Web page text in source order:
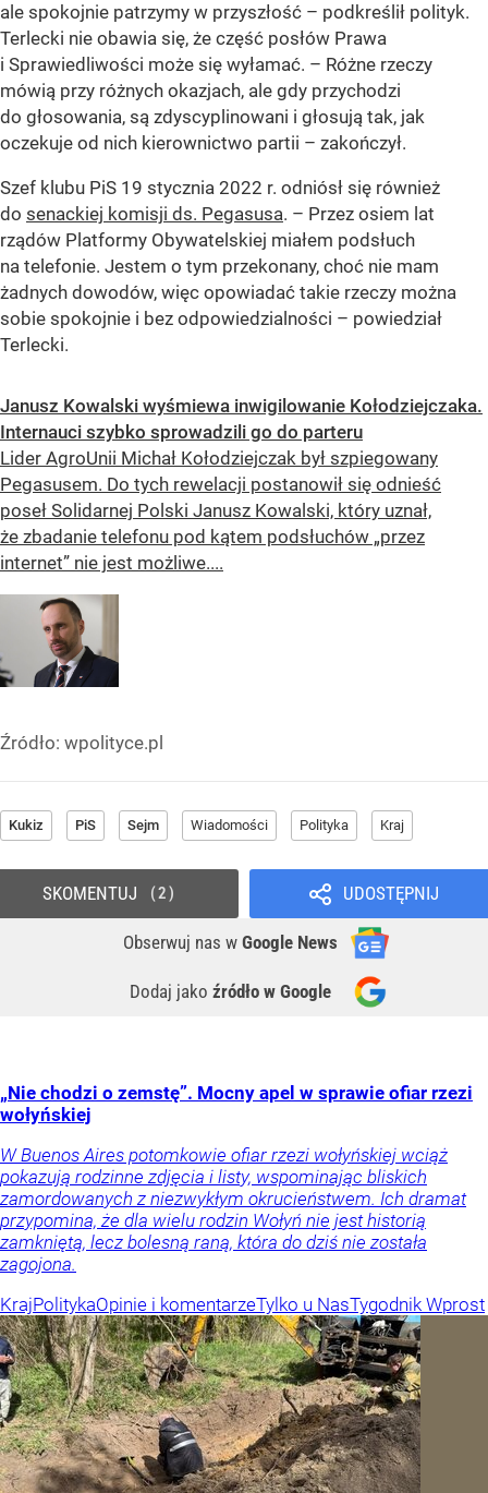
ale spokojnie patrzymy w przyszłość – podkreślił polityk.
Terlecki nie obawia się, że część posłów Prawa
i Sprawiedliwości może się wyłamać. – Różne rzeczy
mówią przy różnych okazjach, ale gdy przychodzi
do głosowania, są zdyscyplinowani i głosują tak, jak
oczekuje od nich kierownictwo partii – zakończył.
Szef klubu PiS 19 stycznia 2022 r. odniósł się również
do senackiej komisji ds. Pegasusa. – Przez osiem lat
rządów Platformy Obywatelskiej miałem podsłuch
na telefonie. Jestem o tym przekonany, choć nie mam
żadnych dowodów, więc opowiadać takie rzeczy można
sobie spokojnie i bez odpowiedzialności – powiedział
Terlecki.
Janusz Kowalski wyśmiewa inwigilowanie Kołodziejczaka.
Internauci szybko sprowadzili go do parteru
Lider AgroUnii Michał Kołodziejczak był szpiegowany
Pegasusem. Do tych rewelacji postanowił się odnieść
poseł Solidarnej Polski Janusz Kowalski, który uznał,
że zbadanie telefonu pod kątem podsłuchów „przez
internet” nie jest możliwe....
Źródło: wpolityce.pl
Kukiz PiS Sejm Wiadomości Polityka Kraj
UDOSTĘPNIJ
Obserwuj nas w Google News
Dodaj jako źródło w Google
SKOMENTUJ 2
„Nie chodzi o zemstę”. Mocny apel w sprawie ofiar rzezi
wołyńskiej
W Buenos Aires potomkowie ofiar rzezi wołyńskiej wciąż
pokazują rodzinne zdjęcia i listy, wspominając bliskich
zamordowanych z niezwykłym okrucieństwem. Ich dramat
przypomina, że dla wielu rodzin Wołyń nie jest historią
zamkniętą, lecz bolesną raną, która do dziś nie została
zagojona.
KrajPolitykaOpinie i komentarzeTylko u NasTygodnik Wprost